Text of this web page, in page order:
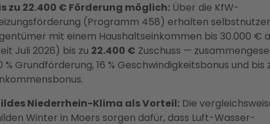
zu 22.400 € Förderung möglich:Über die KfW-
(Programm 458) erhalten
mit einem Haushaltseinkommen bis 30.000 €
Juli 2026) bis zu 22.400 € Zuschuss —
% Grundförderung, 16 % Geschwindigkeitsbonus und bis
Niederrhein-Klima als Vorteil:Die
Winter in Moers sorgen dafür, dass Luft-Wasser-